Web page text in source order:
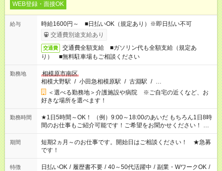
WEB登録・面接OK
給与
時給1600円～ ■日払いOK（規定あり）※即日払い不可
交通費別途支給あり
交通費
交通費全額支給 ■ガソリン代も全額支給（規定あ
り） ■無料駐車場もご相談ください
勤務地
相模原市南区
相模大野駅 / 小田急相模原駅 / 古淵駅 / …
＜選べる勤務地＞介護施設や病院 ※ご自宅の近くなど、お
好きな場所を選べます！
勤務時間
★1日5時間～OK！ （例）9:00～18:00のあいだ もちろん1日8時
間のお仕事もご紹介可能です！ご希望をお聞かせください！ ※
週最低15時間以上の勤務が必要です
期間
短期2ヵ月～のお仕事です。開始日はご相談ください！ ★急募
です！
特徴 日払いOK / 履歴書不要 / 40～50代活躍中 / 副業・WワークOK /